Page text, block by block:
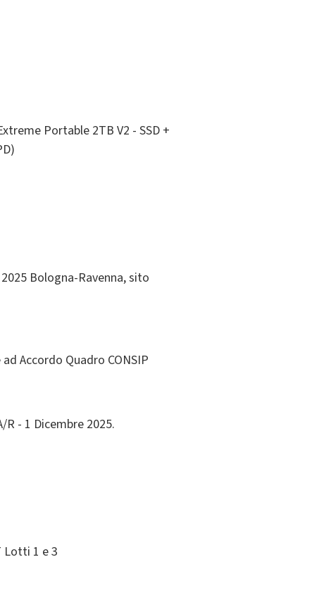
Portable 2TB V2 - SSD +
Bologna-Ravenna, sito
Accordo Quadro CONSIP
- 1 Dicembre 2025.
Lotti 1 e 3